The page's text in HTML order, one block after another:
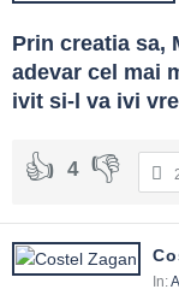
Prin creatia sa,
adevar cel mai
ivit si-l va ivi
4
In: